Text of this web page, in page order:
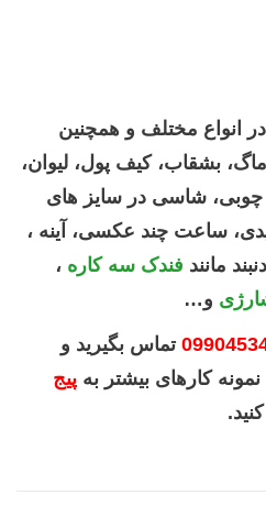
انواع مختلف و همچنین
بشقاب، کیف پول، لیوان،
چوبی، شاسی در سایز های
ساعت چند عکسی، آینه ،
مانند فندک سه کاره ،
و…
تماس بگیرید و
کارهای بیشتر به پیج